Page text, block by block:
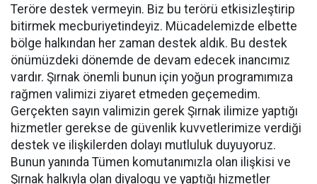
Teröre destek vermeyin. Biz bu terörü etkisizleştirip
bitirmek mecburiyetindeyiz. Mücadelemizde elbette
bölge halkından her zaman destek aldık. Bu destek
önümüzdeki dönemde de devam edecek inancımız
vardır. Şırnak önemli bunun için yoğun programımıza
rağmen valimizi ziyaret etmeden geçemedim.
Gerçekten sayın valimizin gerek Şırnak ilimize yaptığı
hizmetler gerekse de güvenlik kuvvetlerimize verdiği
destek ve ilişkilerden dolayı mutluluk duyuyoruz.
Bunun yanında Tümen komutanımızla olan ilişkisi ve
Şırnak halkıyla olan diyalogu ve yaptığı hizmetler